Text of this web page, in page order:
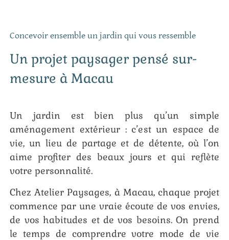
Concevoir ensemble un jardin qui vous ressemble
Un projet paysager pensé sur-
mesure à Macau
Un jardin est bien plus qu’un simple
aménagement extérieur : c’est un espace de
vie, un lieu de partage et de détente, où l’on
aime profiter des beaux jours et qui reflète
votre personnalité.
Chez Atelier Paysages, à Macau, chaque projet
commence par une vraie écoute de vos envies,
de vos habitudes et de vos besoins. On prend
le temps de comprendre votre mode de vie